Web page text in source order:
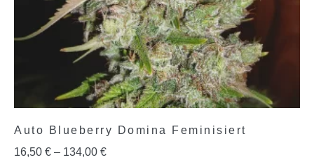
Auto Blueberry Domina Feminisiert
16,50 € – 134,00 €